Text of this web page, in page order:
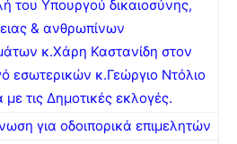
του Υπουργού δικαιοσύνης,
& ανθρωπίνων
κ.Χάρη Καστανίδη στον
εσωτερικών κ.Γεώργιο Ντόλιο
με τις Δημοτικές εκλογές.
για οδοιπορικά επιμελητών